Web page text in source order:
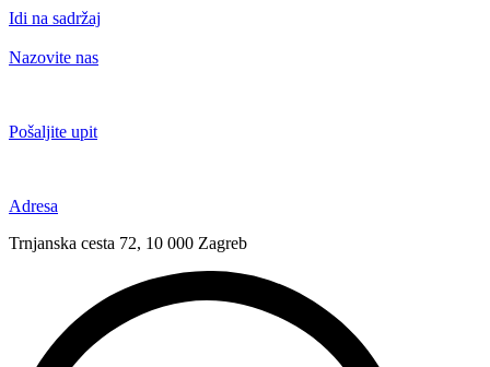
Idi na sadržaj
Nazovite nas
Pošaljite upit
Adresa
Trnjanska cesta 72, 10 000 Zagreb